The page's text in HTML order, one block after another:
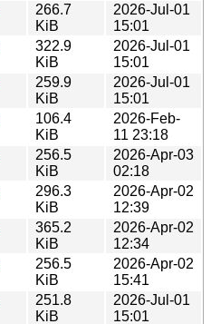
266.7
KiB
2026-Jul-01
15:01
322.9
KiB
2026-Jul-01
15:01
259.9
KiB
2026-Jul-01
15:01
106.4
KiB
2026-Feb-
11 23:18
256.5
KiB
2026-Apr-03
02:18
296.3
KiB
2026-Apr-02
12:39
365.2
KiB
2026-Apr-02
12:34
256.5
KiB
2026-Apr-02
15:41
251.8
KiB
2026-Jul-01
15:01